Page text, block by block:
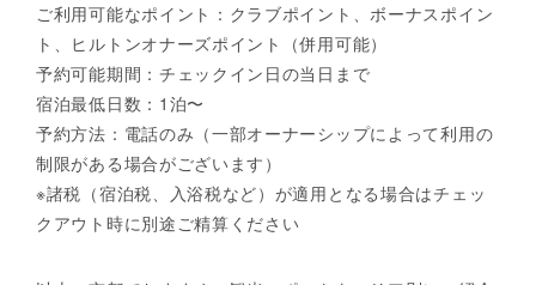
ご利用可能なポイント：クラブポイント、ボーナスポイン
ト、ヒルトンオナーズポイント（併用可能）
予約可能期間：チェックイン日の当日まで
宿泊最低日数：1泊〜
予約方法：電話のみ（一部オーナーシップによって利用の
制限がある場合がございます）
※諸税（宿泊税、入浴税など）が適用となる場合はチェッ
クアウト時に別途ご精算ください